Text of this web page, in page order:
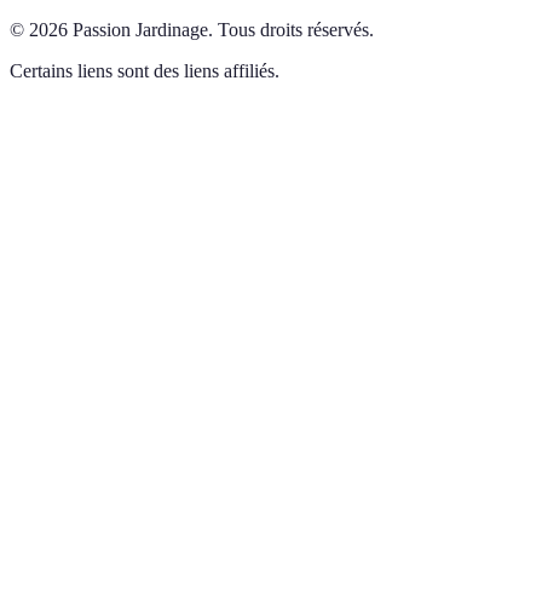
© 2026 Passion Jardinage. Tous droits réservés.
Certains liens sont des liens affiliés.